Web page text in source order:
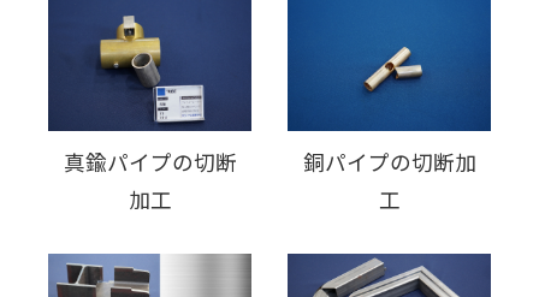
真鍮パイプの切断
加工
銅パイプの切断加
工